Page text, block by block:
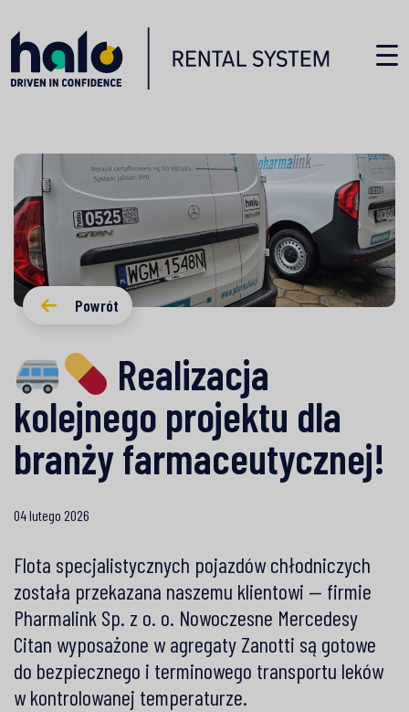
Powrót
Realizacja
kolejnego projektu dla
branży farmaceutycznej!
04 lutego 2026
Flota specjalistycznych pojazdów chłodniczych
została przekazana naszemu klientowi — firmie
Pharmalink Sp. z o. o. Nowoczesne Mercedesy
Citan wyposażone w agregaty Zanotti są gotowe
do bezpiecznego i terminowego transportu leków
w kontrolowanej temperaturze.